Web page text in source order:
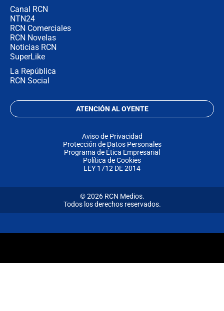
Canal RCN
NTN24
RCN Comerciales
RCN Novelas
Noticias RCN
SuperLike
La República
RCN Social
ATENCIÓN AL OYENTE
Aviso de Privacidad
Protección de Datos Personales
Programa de Ética Empresarial
Política de Cookies
LEY 1712 DE 2014
© 2026 RCN Medios.
Todos los derechos reservados.